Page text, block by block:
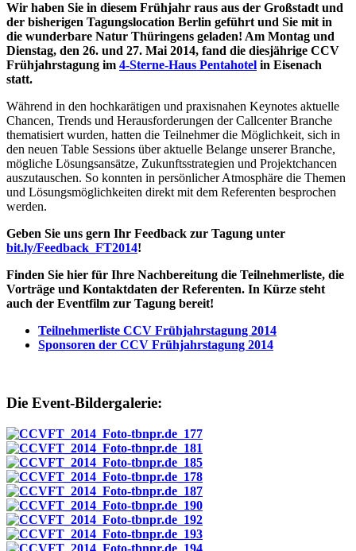
Wir haben Sie in diesem Frühjahr raus aus der Großstadt und
der bisherigen Tagungslocation Berlin geführt und Sie mit in
die wunderbare Natur Thüringens geladen! Am Montag und
Dienstag, den 26. und 27. Mai 2014, fand die diesjährige CCV
Frühjahrstagung im 4-Sterne-Haus Pentahotel in Eisenach
statt.
Während in den hochkarätigen und praxisnahen Keynotes aktuelle
Chancen, Trends und Herausforderungen der Callcenter Branche
thematisiert wurden, hatten die Teilnehmer die Möglichkeit, sich in
den neuen Table Sessions über aktuelle Belange unserer Branche,
mögliche Lösungsansätze, Zukunftsstrategien und Projektchancen
auszutauschen. So konnten in persönlicher Atmosphäre die Themen
und Lösungsmöglichkeiten direkt mit dem Referenten besprochen
werden.
Geben Sie uns gern Ihr Feedback zur Tagung unter
bit.ly/Feedback_FT2014!
Finden Sie hier für Ihre Nachbereitung die Teilnehmerliste, die
Vorträge und Kontaktdaten der Referenten. In Kürze steht
auch der Eventfilm zur Tagung bereit!
Teilnehmerliste CCV Frühjahrstagung 2014
Sponsoren der CCV Frühjahrstagung 2014
Die Event-Bildergalerie: